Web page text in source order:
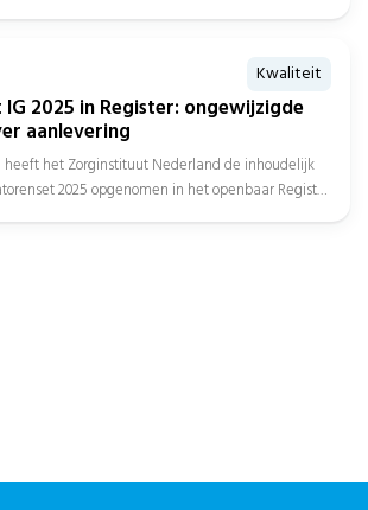
Kwaliteit
2025 in Register: ongewijzigde
aanlevering
heeft het Zorginstituut Nederland de inhoudelijk
2025 opgenomen in het openbaar Register